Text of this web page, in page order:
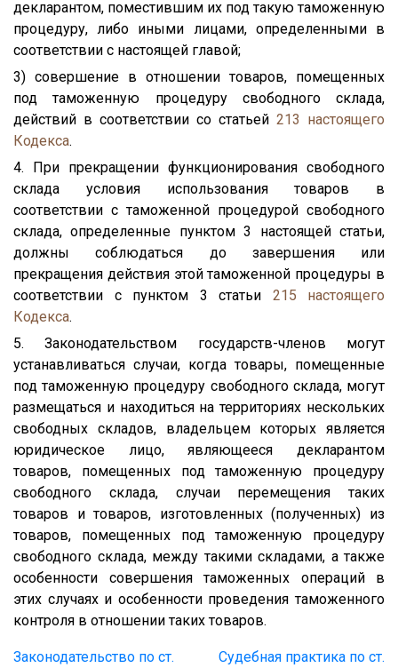
декларантом, поместившим их под такую таможенную
процедуру, либо иными лицами, определенными в
соответствии с настоящей главой;
3) совершение в отношении товаров, помещенных
под таможенную процедуру свободного склада,
действий в соответствии со статьей 213 настоящего
Кодекса.
4. При прекращении функционирования свободного
склада условия использования товаров в
соответствии с таможенной процедурой свободного
склада, определенные пунктом 3 настоящей статьи,
должны соблюдаться до завершения или
прекращения действия этой таможенной процедуры в
соответствии с пунктом 3 статьи 215
настоящего
Кодекса.
5. Законодательством государств-членов могут
устанавливаться случаи, когда товары, помещенные
под таможенную процедуру свободного склада, могут
размещаться и находиться на территориях нескольких
свободных складов, владельцем которых является
юридическое лицо, являющееся декларантом
товаров, помещенных под таможенную процедуру
свободного склада, случаи перемещения таких
товаров и товаров, изготовленных (полученных) из
товаров, помещенных под таможенную процедуру
свободного склада, между такими складами, а также
особенности совершения таможенных операций в
этих случаях и особенности проведения таможенного
контроля в отношении таких товаров.
Законодательство по ст.
Судебная практика по ст.